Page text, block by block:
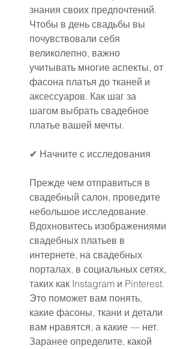
знания своих предпочтений.
Чтобы в день свадьбы вы
почувствовали себя
великолепно, важно
учитывать многие аспекты, от
фасона платья до тканей и
аксессуаров. Как шаг за
шагом выбрать свадебное
платье вашей мечты.
✔ Начните с исследования
Прежде чем отправиться в
свадебный салон, проведите
небольшое исследование.
Вдохновитесь изображениями
свадебных платьев в
интернете, на свадебных
порталах, в социальных сетях,
таких как Instagram и Pinterest.
Это поможет вам понять,
какие фасоны, ткани и детали
вам нравятся, а какие — нет.
Заранее определите, какой